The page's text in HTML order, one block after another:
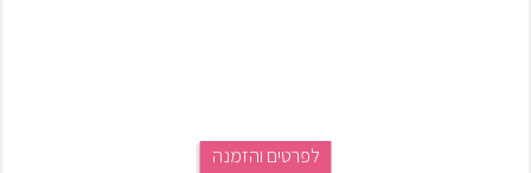
לפרטים והזמנה